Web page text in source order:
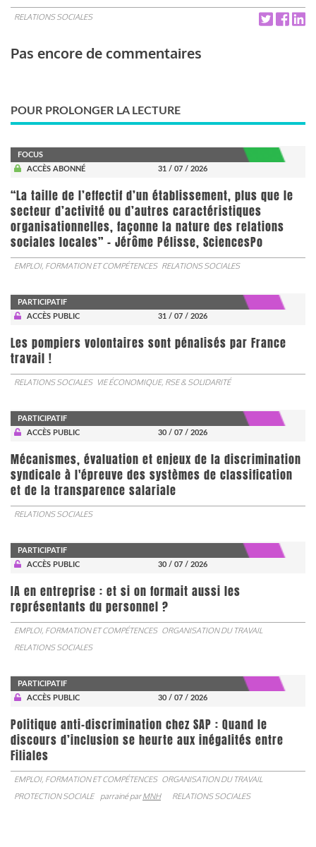
RELATIONS SOCIALES
Pas encore de commentaires
POUR PROLONGER LA LECTURE
FOCUS
ACCÈS ABONNÉ
31 / 07 / 2026
“La taille de l’effectif d’un établissement, plus que le
secteur d’activité ou d’autres caractéristiques
organisationnelles, façonne la nature des relations
sociales locales” - Jérôme Pélisse, SciencesPo
EMPLOI, FORMATION ET COMPÉTENCES RELATIONS SOCIALES
PARTICIPATIF
ACCÈS PUBLIC
31 / 07 / 2026
Les pompiers volontaires sont pénalisés par France
travail !
RELATIONS SOCIALES VIE ÉCONOMIQUE, RSE & SOLIDARITÉ
PARTICIPATIF
ACCÈS PUBLIC
30 / 07 / 2026
Mécanismes, évaluation et enjeux de la discrimination
syndicale à l'épreuve des systèmes de classification
et de la transparence salariale
RELATIONS SOCIALES
PARTICIPATIF
ACCÈS PUBLIC
30 / 07 / 2026
IA en entreprise : et si on formait aussi les
représentants du personnel ?
EMPLOI, FORMATION ET COMPÉTENCES ORGANISATION DU TRAVAIL
RELATIONS SOCIALES
PARTICIPATIF
ACCÈS PUBLIC
30 / 07 / 2026
Politique anti-discrimination chez SAP : Quand le
discours d’inclusion se heurte aux inégalités entre
Filiales
EMPLOI, FORMATION ET COMPÉTENCES ORGANISATION DU TRAVAIL
PROTECTION SOCIALE
parrainé parMNH RELATIONS SOCIALES